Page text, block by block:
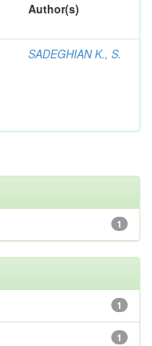
Author(s)
SADEGHIAN K., S.
1
1
1